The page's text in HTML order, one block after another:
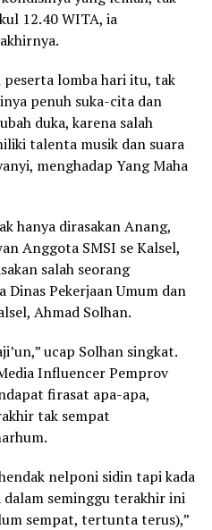
12.40 WITA, ia
lomba hari itu, tak
penuh suka-cita dan
duka, karena salah
talenta musik dan suara
menghadap Yang Maha
hanya dirasakan Anang,
Anggota SMSI se Kalsel,
salah seorang
Dinas Pekerjaan Umum dan
Ahmad Solhan.
ucap Solhan singkat.
Influencer Pemprov
firasat apa-apa,
tak sempat
nelponi sidin tapi kada
seminggu terakhir ini
sempat, tertunta terus),”